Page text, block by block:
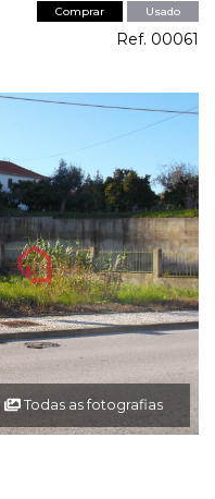
Comprar Usado
Ref. 00061
Todas as fotografias